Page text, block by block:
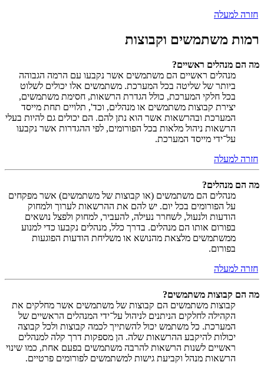
חזרה למעלה
רמות משתמשים וקבוצות
מה הם מנהלים ראשיים?
מנהלים ראשיים הם משתמשים אשר נקבעו עם הרמה הגבוהה
ביותר של שליטה בכל המערכת. משתמשים אלו יכולים לשלוט
בכל חלקי המערכת, כולל הגדרת הרשאות, חסימת משתמשים,
יצירת קבוצות משתמשים או מנהלים, וכד', תלויים תחת מייסד
המערכת ובהרשאות אשר הוא נתן להם. הם יכולים גם להיות בעלי
הרשאות ניהול מלאות בכל הפורומים, לפי ההגדרות אשר נקבעו
על־ידי מייסד המערכת.
חזרה למעלה
מה הם מנהלים?
מנהלים הם משתמשים (או קבוצות של משתמשים) אשר מפקחים
על הפורומים בכל יום. יש להם את ההרשאות לערוך ולמחוק
הודעות ולנעול, לשחרר נעילה, להעביר, למחוק ולפצל נושאים
בפורום אותו הם מנהלים. בדרך כלל, מנהלים נקבעו כדי למנוע
ממשתמשים מלצאת מהנושא או משליחת הודעות הפוגעות
בפורום.
חזרה למעלה
מה הם קבוצות משתמשים?
קבוצות משתמשים הם קבוצות של משתמשים אשר מחלקים את
הקהילה לחלקים הניתנים לניהול על־ידי המנהלים הראשיים של
המערכת. כל משתמש יכול להשתייך לכמה קבוצות ולכל קבוצה
יכולות להיקבע ההרשאות שלה. הן מספקות דרך קלה למנהלים
ראשיים לשנות הרשאות להרבה משתמשים בפעם אחת, כמו שינוי
הרשאות מנהל וקביעת גישות למשתמשים לפורומים פרטיים.